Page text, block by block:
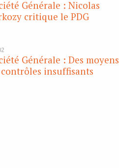
Générale : Nicolas
critique le PDG
Générale : Des moyens
insuffisants